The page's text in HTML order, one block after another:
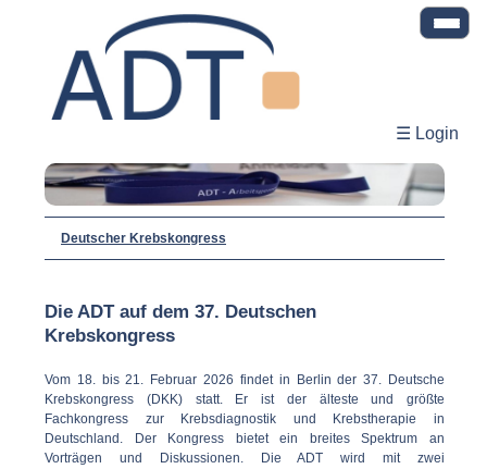
☰ Login
Deutscher Krebskongress
Die ADT auf dem 37. Deutschen
Krebskongress
Vom 18. bis 21. Februar 2026 findet in Berlin der 37. Deutsche
Krebskongress (DKK) statt. Er ist der älteste und größte
Fachkongress zur Krebsdiagnostik und Krebstherapie in
Deutschland. Der Kongress bietet ein breites Spektrum an
Vorträgen und Diskussionen. Die ADT wird mit zwei